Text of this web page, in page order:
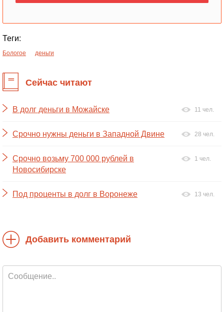
Теги:
Бологое деньги
Сейчас читают
В долг деньги в Можайске 11 чел.
Срочно нужны деньги в Западной Двине 28 чел.
Срочно возьму 700 000 рублей в
Новосибирске
1 чел.
Под проценты в долг в Воронеже 13 чел.
Добавить комментарий